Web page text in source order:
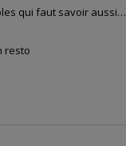
qui faut savoir aussi…
resto